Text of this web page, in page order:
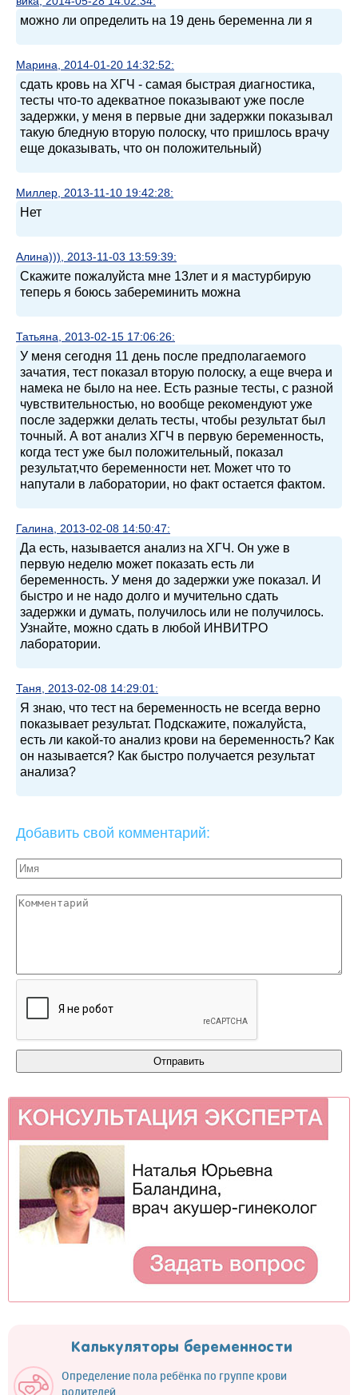
можно ли определить на 19 день беременна ли я
Марина, 2014-01-20 14:32:52:
сдать кровь на ХГЧ - самая быстрая диагностика,
тесты что-то адекватное показывают уже после
задержки, у меня в первые дни задержки показывал
такую бледную вторую полоску, что пришлось врачу
еще доказывать, что он положительный)
Миллер, 2013-11-10 19:42:28:
Нет
Алина))), 2013-11-03 13:59:39:
Скажите пожалуйста мне 13лет и я мастурбирую
теперь я боюсь забереминить можна
Татьяна, 2013-02-15 17:06:26:
У меня сегодня 11 день после предполагаемого
зачатия, тест показал вторую полоску, а еще вчера и
намека не было на нее. Есть разные тесты, с разной
чувствительностью, но вообще рекомендуют уже
после задержки делать тесты, чтобы результат был
точный. А вот анализ ХГЧ в первую беременность,
когда тест уже был положительный, показал
результат,что беременности нет. Может что то
напутали в лаборатории, но факт остается фактом.
Галина, 2013-02-08 14:50:47:
Да есть, называется анализ на ХГЧ. Он уже в
первую неделю может показать есть ли
беременность. У меня до задержки уже показал. И
быстро и не надо долго и мучительно сдать
задержки и думать, получилось или не получилось.
Узнайте, можно сдать в любой ИНВИТРО
лаборатории.
Таня, 2013-02-08 14:29:01:
Я знаю, что тест на беременность не всегда верно
показывает результат. Подскажите, пожалуйста,
есть ли какой-то анализ крови на беременность? Как
он называется? Как быстро получается результат
анализа?
Добавить свой комментарий:
Калькуляторы беременности
Определение пола ребёнка по группе крови